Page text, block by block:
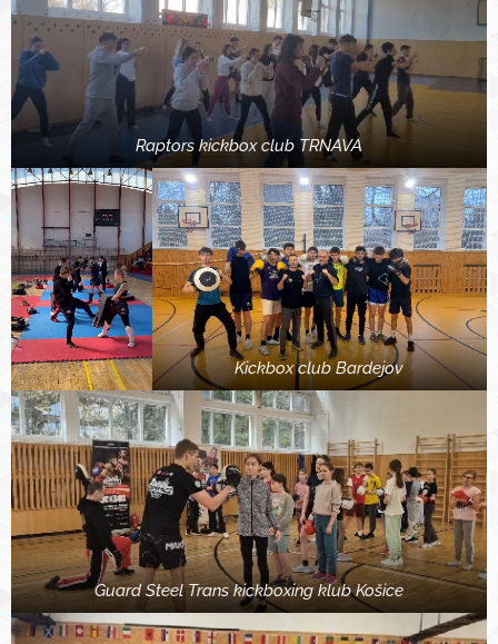
Raptors kickbox club TRNAVA
Kickbox club Bardejov
Guard Steel Trans kickboxing klub Košice